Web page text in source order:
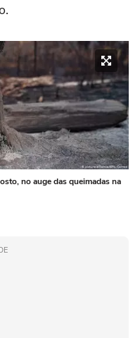
no auge das queimadas na